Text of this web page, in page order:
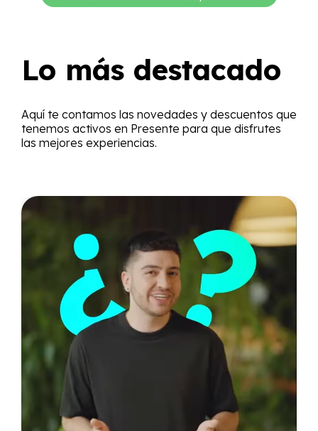
Lo más destacado
Aquí te contamos las novedades y descuentos que
tenemos activos en Presente para que disfrutes
las mejores experiencias.